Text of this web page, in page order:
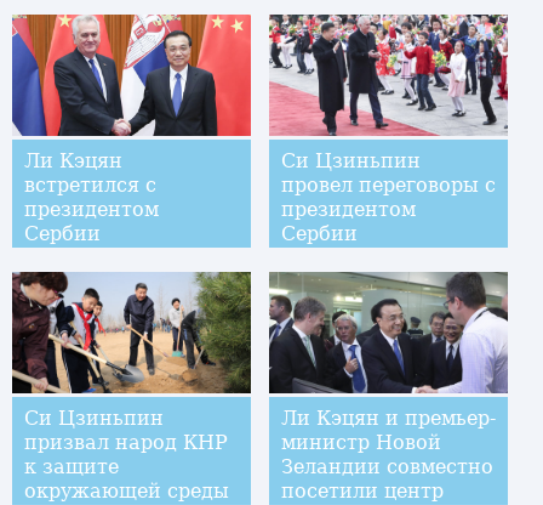
сотрудничества и
партнерства нового
типа,
ориентированных
на будущее
Ли Кэцян
встретился с
президентом
Сербии
Си Цзиньпин
провел переговоры с
президентом
Сербии
Си Цзиньпин
призвал народ КНР
к защите
окружающей среды
Ли Кэцян и премьер-
министр Новой
Зеландии совместно
посетили центр